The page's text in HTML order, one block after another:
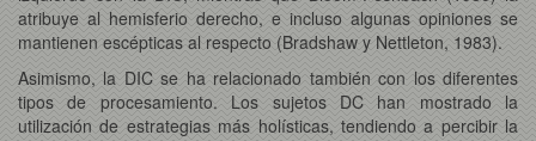
atribuye al hemisferio derecho, e incluso algunas opiniones se
mantienen escépticas al respecto (Bradshaw y Nettleton, 1983).
Asimismo, la DIC se ha relacionado también con los diferentes
tipos de procesamiento. Los sujetos DC han mostrado la
utilización de estrategias más holísticas, tendiendo a percibir la